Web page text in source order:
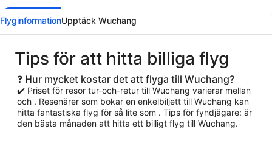
FlyginformationUpptäck Wuchang
Tips för att hitta billiga flyg
❓ Hur mycket kostar det att flyga till Wuchang?
✔️ Priset för resor tur-och-retur till Wuchang varierar mellan
och . Resenärer som bokar en enkelbiljett till Wuchang kan
hitta fantastiska flyg för så lite som . Tips för fyndjägare: är
den bästa månaden att hitta ett billigt flyg till Wuchang.